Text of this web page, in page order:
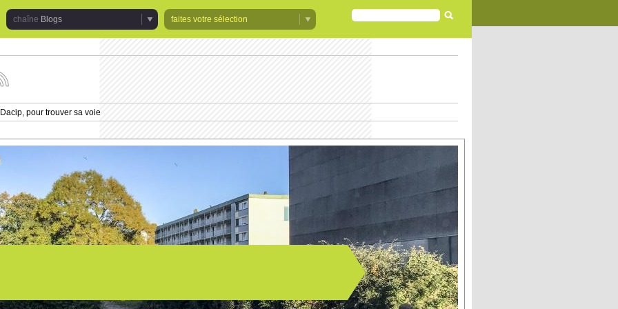
Blogs
faites votre sélection
FORMULAIRE
DE
RECHERCHE
pour trouver sa voie